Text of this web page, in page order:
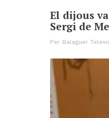
El dijous
Sergi de
Per Balaguer